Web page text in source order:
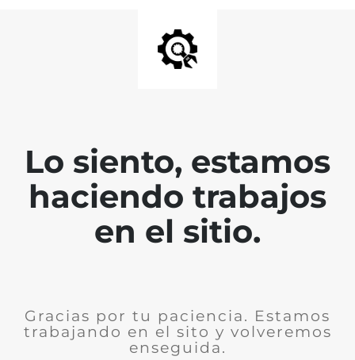
Lo siento, estamos
haciendo trabajos
en el sitio.
Gracias por tu paciencia. Estamos
trabajando en el sito y volveremos
enseguida.